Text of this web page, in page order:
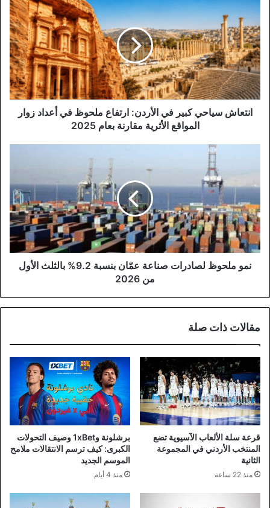
سياحي
كبير
في
الأردن:
ارتفاع
ملحوظ
في
أعداد
زوارانتعاش سياحي كبير في الأردن: ارتفاع ملحوظ في أعداد زوار
المواقع الأثرية مقارنة بعام 2025
صناعة
عمّان
بنسبة
9.2%
بالثلث
الأول
من
نمو ملحوظ لصادرات صناعة عمّان بنسبة 9.2% بالثلث الأول
من 2026
مقالات ذات صلة
قرعة سلة الألعاب الآسيوية تضع
المنتخب الأردني في المجموعة
الثانية
منذ 22 ساعة
برشلونة و1xBet وصيف التحولات
الكبرى: كيف ترسم الانتقالات ملامح
الموسم الجديد
منذ 4 أيام